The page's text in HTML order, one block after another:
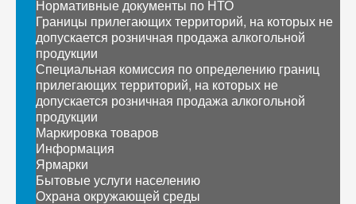
Нормативные документы по НТО
Границы прилегающих территорий, на которых не
допускается розничная продажа алкогольной
продукции
Специальная комиссия по определению границ
прилегающих территорий, на которых не
допускается розничная продажа алкогольной
продукции
Маркировка товаров
Информация
Ярмарки
Бытовые услуги населению
Охрана окружающей среды